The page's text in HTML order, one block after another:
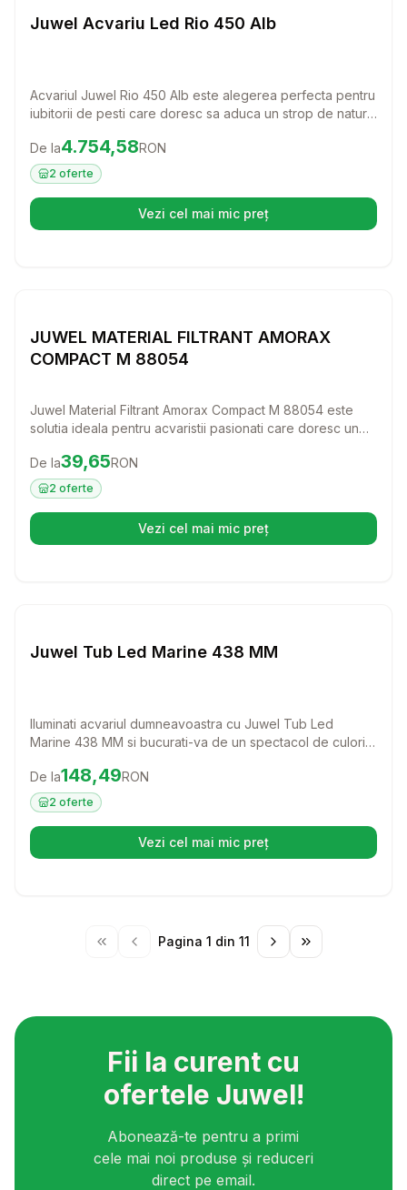
Juwel Acvariu Led Rio 450 Alb
Acvariul Juwel Rio 450 Alb este alegerea perfecta pentru
iubitorii de pesti care doresc sa aduca un strop de natura
elegant, acest acvariu ofera un mediu ideal pentru pesti
de mari dimensiuni si plante acvatice frumoase.
Preț:4754.58 RON
De la4.754,58RON
2 oferte
Vezi cel mai mic preț(se deschide într-o filă nouă)
JUWEL MATERIAL FILTRANT AMORAX
COMPACT M 88054
Juwel Material Filtrant Amorax Compact M 88054 este
solutia ideala pentru acvaristii pasionati care doresc un
filtrant eficient elimina amoniul, contribuind la cresterea
plantelor fara alge, astfel incat acvariul tau va straluci de
viata si culoare!
Preț:39.65 RON
De la39,65RON
2 oferte
Vezi cel mai mic preț(se deschide într-o filă nouă)
Juwel Tub Led Marine 438 MM
Iluminati acvariul dumneavoastra cu Juwel Tub Led
Marine 438 MM si bucurati-va de un spectacol de culori
imbunatateste aspectul estetic al apei sarate, dar si
sustine sanatatea coralilor, creand un mediu ideal pentru
viata marina.
Preț:148.49 RON
De la148,49RON
2 oferte
Vezi cel mai mic preț(se deschide într-o filă nouă)
Pagina 1 din 11
Fii la curent cu
ofertele Juwel!
Abonează-te pentru a primi
cele mai noi produse și reduceri
direct pe email.